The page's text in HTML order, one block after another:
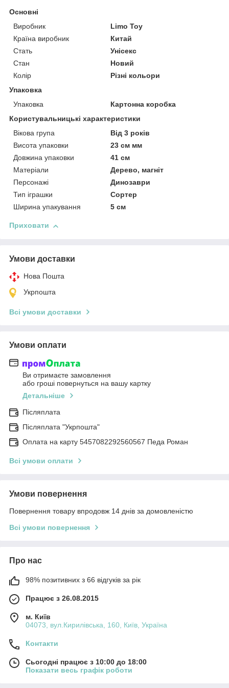
Основні
Виробник
Limo Toy
Країна виробник
Китай
Стать
Унісекс
Стан
Новий
Колір
Різні кольори
Упаковка
Упаковка
Картонна коробка
Користувальницькі характеристики
Вікова група
Від 3 років
Висота упаковки
23 см мм
Довжина упаковки
41 см
Матеріали
Дерево, магніт
Персонажі
Динозаври
Тип іграшки
Сортер
Ширина упакування
5 см
Приховати
Умови доставки
Нова Пошта
Укрпошта
Всі умови доставки
Умови оплати
Ви отримаєте замовлення
або гроші повернуться на вашу картку
Детальніше
Післяплата
Післяплата "Укрпошта"
Оплата на карту 5457082292560567 Педа Роман
Всі умови оплати
Умови повернення
Повернення товару впродовж 14 днів за домовленістю
Всі умови повернення
Про нас
98% позитивних з 66 відгуків за рік
Працює з 26.08.2015
м. Київ
04073, вул.Кирилівська, 160, Київ, Україна
Контакти
Сьогодні працює з 10:00 до 18:00
Показати весь графік роботи